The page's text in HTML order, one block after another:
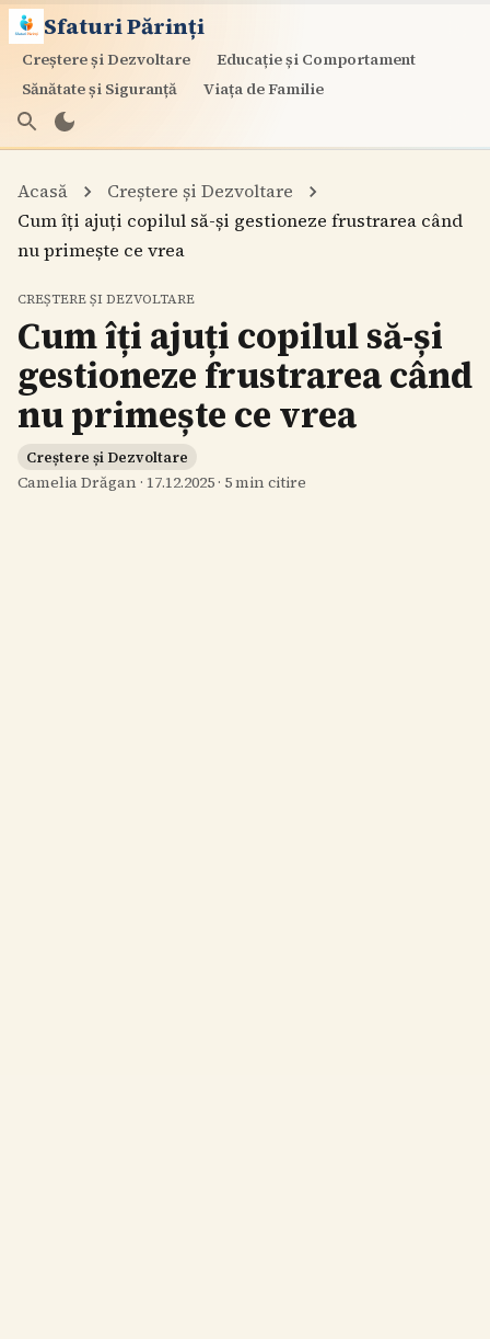
Sfaturi Părinți
Creștere și Dezvoltare
Educație și Comportament
Sănătate și Siguranță
Viața de Familie
Acasă
Creștere și Dezvoltare
Cum îți ajuți copilul să-și gestioneze frustrarea când
nu primește ce vrea
CREȘTERE ȘI DEZVOLTARE
Cum îți ajuți copilul să-și
gestioneze frustrarea când
nu primește ce vrea
Creștere și Dezvoltare
Camelia Drăgan · 17.12.2025 · 5min citire